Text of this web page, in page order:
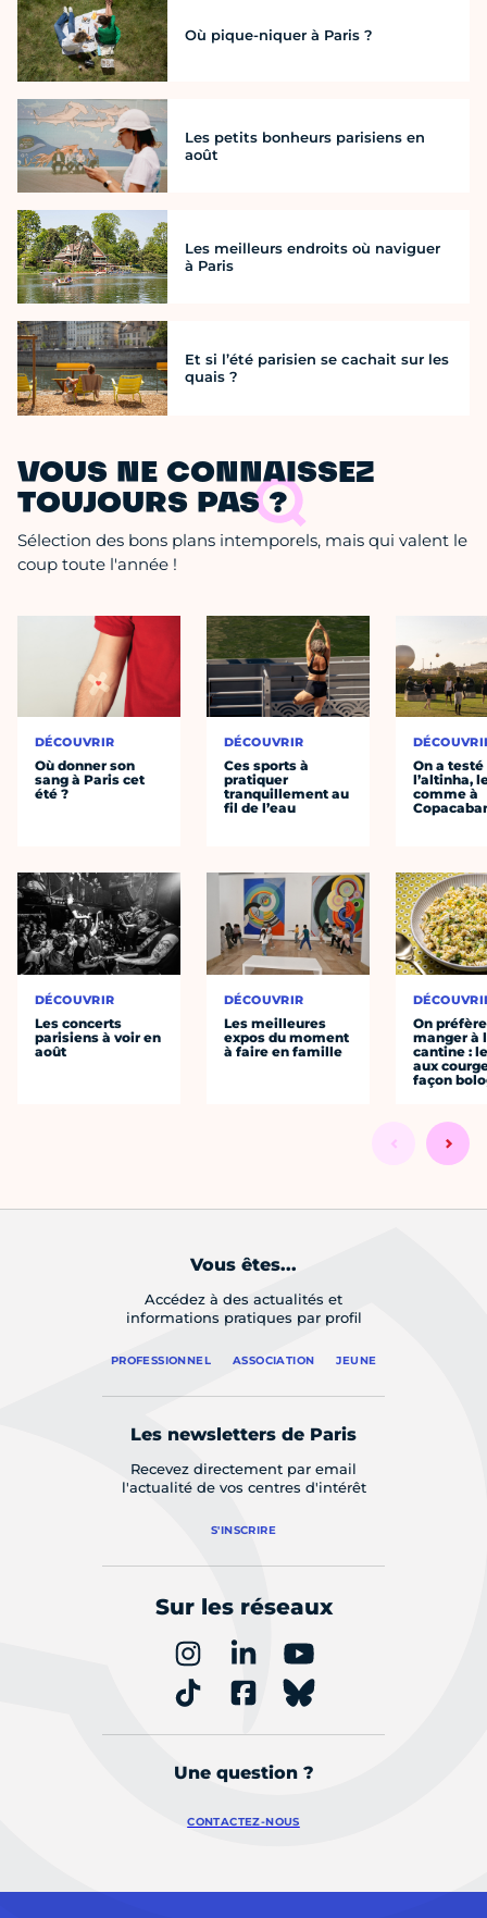
Où pique-niquer à Paris ?
Les petits bonheurs parisiens en
août
Les meilleurs endroits où naviguer
à Paris
Et si l’été parisien se cachait sur les
quais ?
VOUS NE CONNAISSEZ
TOUJOURS PAS ?
Sélection des bons plans intemporels, mais qui valent le
coup toute l'année !
DÉCOUVRIR
Où donner son
sang à Paris cet
été ?
DÉCOUVRIR
Les concerts
parisiens à voir en
août
DÉCOUVRIR
Ces sports à
pratiquer
tranquillement au
fil de l’eau
DÉCOUVRIR
Les meilleures
expos du moment
à faire en famille
On a testé
l’altinha,
comme à
On préfère
manger à
cantine :
aux
façon
Vous êtes...
Accédez à des actualités et
informations pratiques par profil
PROFESSIONNEL ASSOCIATION JEUNE
Les newsletters de Paris
Recevez directement par email
l'actualité de vos centres d'intérêt
S'INSCRIRE
Sur les réseaux
Une question ?
CONTACTEZ-NOUS